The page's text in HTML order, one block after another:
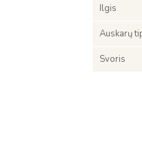
Ilgis
Auskarų
Svoris